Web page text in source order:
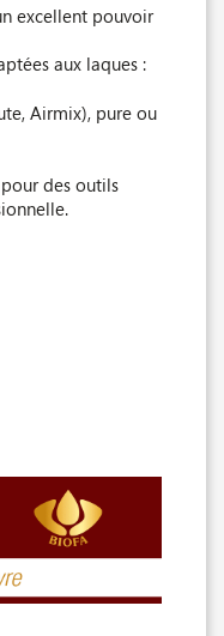
excellent pouvoir
aux laques :
Airmix), pure ou
des outils